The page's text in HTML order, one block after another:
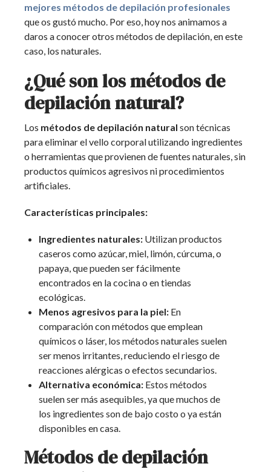
mejores métodos de depilación profesionales
que os gustó mucho. Por eso, hoy nos animamos a
daros a conocer otros métodos de depilación, en este
caso, los naturales.
¿Qué son los métodos de
depilación natural?
Los métodos de depilación natural son técnicas
para eliminar el vello corporal utilizando ingredientes
o herramientas que provienen de fuentes naturales, sin
productos químicos agresivos ni procedimientos
artificiales.
Características principales:
Ingredientes naturales: Utilizan productos
caseros como azúcar, miel, limón, cúrcuma, o
papaya, que pueden ser fácilmente
encontrados en la cocina o en tiendas
ecológicas.
Menos agresivos para la piel: En
comparación con métodos que emplean
químicos o láser, los métodos naturales suelen
ser menos irritantes, reduciendo el riesgo de
reacciones alérgicas o efectos secundarios.
Alternativa económica: Estos métodos
suelen ser más asequibles, ya que muchos de
los ingredientes son de bajo costo o ya están
disponibles en casa.
Métodos de depilación